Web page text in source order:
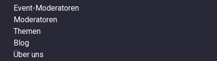
Event-Moderatoren
Moderatoren
Themen
Blog
Über uns